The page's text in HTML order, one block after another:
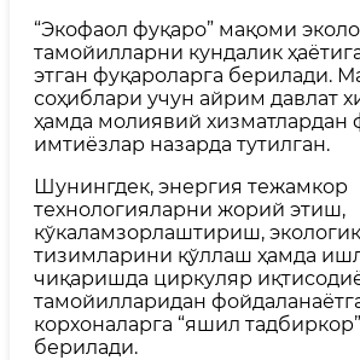
“Экофаол фуқаро” мақоми
тамойилларни кундалик
этган фуқароларга берилади.
соҳиблари учун айрим давлат
ҳамда молиявий
имтиёзлар назарда тутилган.
Шунингдек, энергия тежамкор
технологияларни жорий этиш,
кўкаламзорлаштириш,
тизимларини қўллаш ҳамда
чиқаришда циркуляр
тамойилларидан
корхоналарга “яшил
берилади.